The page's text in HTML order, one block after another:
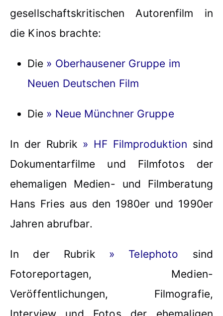
gesellschaftskritischen Autorenfilm in
die Kinos brachte:
Die » Oberhausener Gruppe im
Neuen Deutschen Film
Die » Neue Münchner Gruppe
In der Rubrik » HF Filmproduktion sind
Dokumentarfilme und Filmfotos der
ehemaligen Medien- und Filmberatung
Hans Fries aus den 1980er und 1990er
Jahren abrufbar.
In der Rubrik » Telephoto sind
Fotoreportagen, Medien-
Veröffentlichungen, Filmografie,